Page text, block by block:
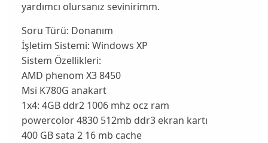
yardımcı olursanız sevinirimm.
Soru Türü: Donanım
İşletim Sistemi: Windows XP
Sistem Özellikleri:
AMD phenom X3 8450
Msi K780G anakart
1x4: 4GB ddr2 1006 mhz ocz ram
powercolor 4830 512mb ddr3 ekran kartı
400 GB sata 2 16 mb cache